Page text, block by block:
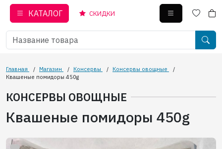
КАТАЛОГ СКИДКИ
Главная / Магазин / Консервы / Консервы овощные
/
Квашеные помидоры 450g
КОНСЕРВЫ ОВОЩНЫЕ
Квашеные помидоры 450g